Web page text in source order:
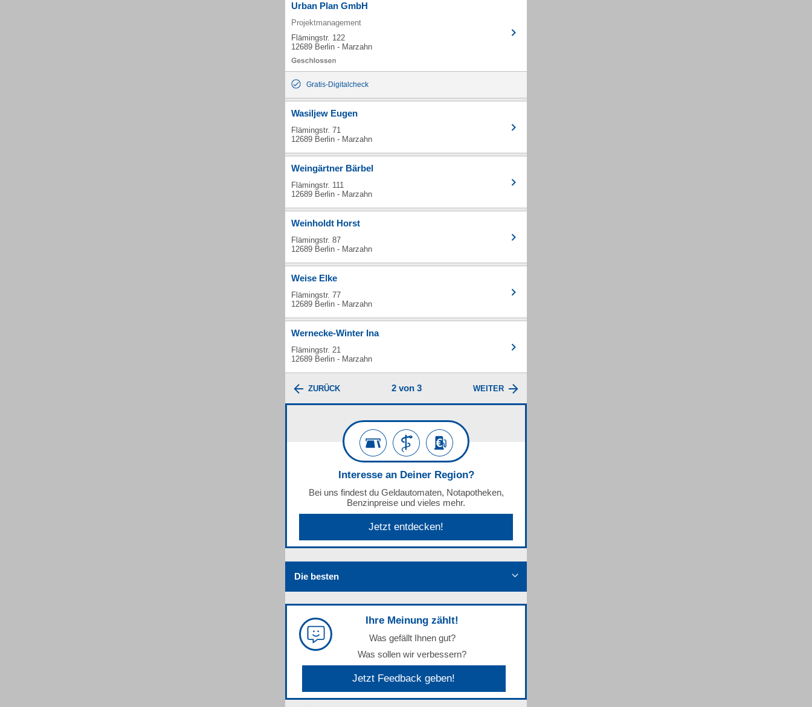
Urban Plan GmbH
Projektmanagement
Flämingstr. 122
12689 Berlin - Marzahn
Gratis-Digitalcheck
Wasiljew Eugen
Flämingstr. 71
12689 Berlin - Marzahn
Weingärtner Bärbel
Flämingstr. 111
12689 Berlin - Marzahn
Weinholdt Horst
Flämingstr. 87
12689 Berlin - Marzahn
Weise Elke
Flämingstr. 77
12689 Berlin - Marzahn
Wernecke-Winter Ina
Flämingstr. 21
12689 Berlin - Marzahn
ZURÜCK 2 von 3 WEITER
Interesse an Deiner Region?
Bei uns findest du Geldautomaten, Notapotheken,
Benzinpreise und vieles mehr.
Jetzt entdecken!
Die besten
Ihre Meinung zählt!
Was gefällt Ihnen gut?
Was sollen wir verbessern?
Jetzt Feedback geben!